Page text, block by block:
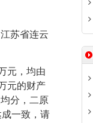
苏省连云
元，均由
元的财产
分，二原
一致，请